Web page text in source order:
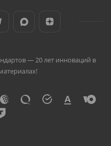
— 20 лет инноваций в